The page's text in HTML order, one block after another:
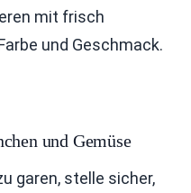
mit frisch
und Geschmack.
und Gemüse
garen, stelle sicher,